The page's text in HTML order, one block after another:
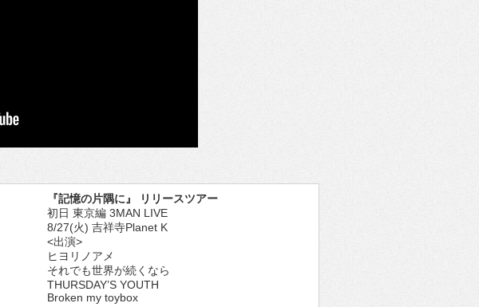
『記憶の片隅に』 リリースツアー
初日 東京編 3MAN LIVE
8/27(火) 吉祥寺Planet K
<出演>
ヒヨリノアメ
それでも世界が続くなら
THURSDAY’S YOUTH
Broken my toybox